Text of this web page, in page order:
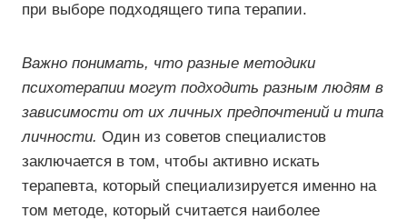
при выборе подходящего типа терапии.
Важно понимать, что разные методики
психотерапии могут подходить разным людям в
зависимости от их личных предпочтений и типа
личности. Один из советов специалистов
заключается в том, чтобы активно искать
терапевта, который специализируется именно на
том методе, который считается наиболее